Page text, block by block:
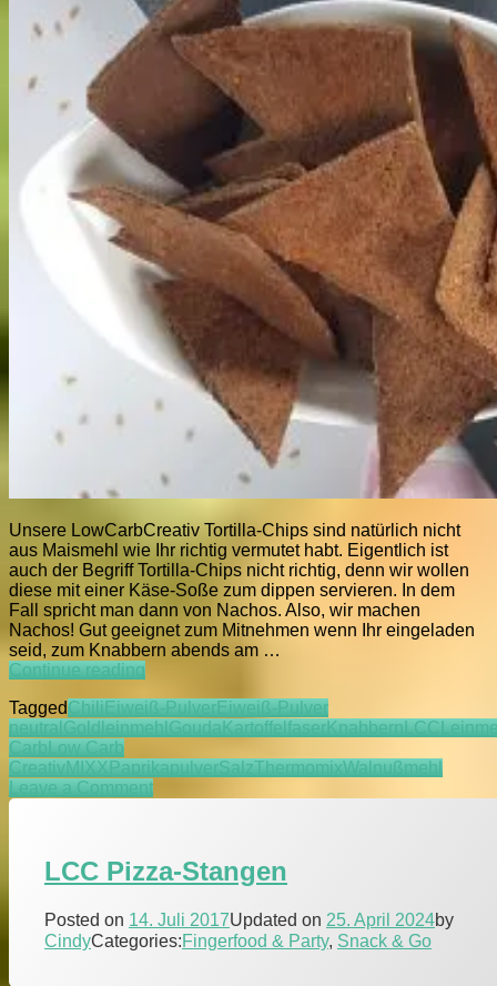
Unsere LowCarbCreativ Tortilla-Chips sind natürlich nicht
aus Maismehl wie Ihr richtig vermutet habt. Eigentlich ist
auch der Begriff Tortilla-Chips nicht richtig, denn wir wollen
diese mit einer Käse-Soße zum dippen servieren. In dem
Fall spricht man dann von Nachos. Also, wir machen
Nachos! Gut geeignet zum Mitnehmen wenn Ihr eingeladen
seid, zum Knabbern abends am …
Continue readingLCC
Chips
/
TaggedChiliEiweiß-PulverEiweiß-Pulver
neutralGoldleinmehlGoudaKartoffelfaserKnabbernLCC
CarbLow Carb
CreativMIXXPaprikapulverSalzThermomixWalnußmehl
Leave a Commenton
/
Nachos
LCC Pizza-Stangen
Posted on 14. Juli 2017Updated on 25. April 2024by
CindyCategories:Fingerfood & Party, Snack & Go